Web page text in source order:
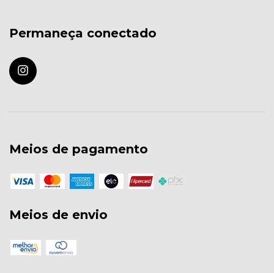
Permaneça conectado
Meios de pagamento
Meios de envio